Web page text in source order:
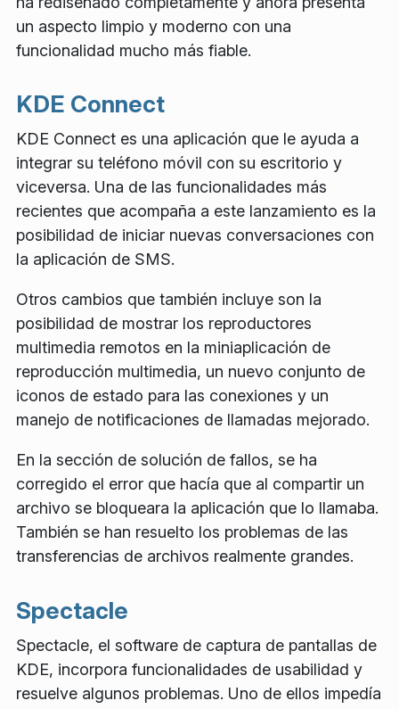
un aspecto limpio y moderno con una
funcionalidad mucho más fiable.
KDE Connect
KDE Connect es una aplicación que le ayuda a
integrar su teléfono móvil con su escritorio y
viceversa. Una de las funcionalidades más
recientes que acompaña a este lanzamiento es la
posibilidad de iniciar nuevas conversaciones con
la aplicación de SMS.
Otros cambios que también incluye son la
posibilidad de mostrar los reproductores
multimedia remotos en la miniaplicación de
reproducción multimedia, un nuevo conjunto de
iconos de estado para las conexiones y un
manejo de notificaciones de llamadas mejorado.
En la sección de solución de fallos, se ha
corregido el error que hacía que al compartir un
archivo se bloqueara la aplicación que lo llamaba.
También se han resuelto los problemas de las
transferencias de archivos realmente grandes.
Spectacle
Spectacle, el software de captura de pantallas de
KDE, incorpora funcionalidades de usabilidad y
resuelve algunos problemas. Uno de ellos impedía